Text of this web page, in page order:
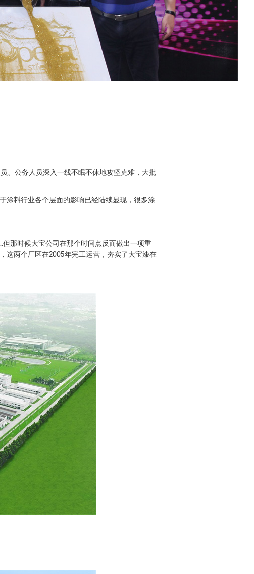
、公务人员深入一线不眠不休地攻坚克难，大批
涂料行业各个层面的影响已经陆续显现，很多涂
那时候大宝公司在那个时间点反而做出一项重
这两个厂区在2005年完工运营，夯实了大宝漆在